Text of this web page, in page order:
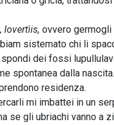
lovertìis, ovvero
sistemato chi li
dei fossi
spontanea dalla
residenza.
mi imbattei in un
se gli ubriachi vanno a